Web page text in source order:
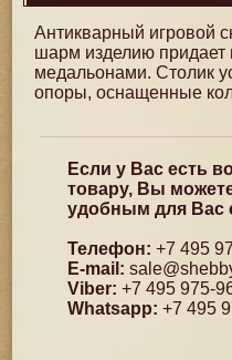
Антикварный игровой
шарм изделию придает
медальонами. Столик
опоры, оснащенные
Если у Вас есть
товару, Вы
удобным для Вас
Телефон: +7 495
E-mail:
Viber: +7 495 975-
Whatsapp: +7 495